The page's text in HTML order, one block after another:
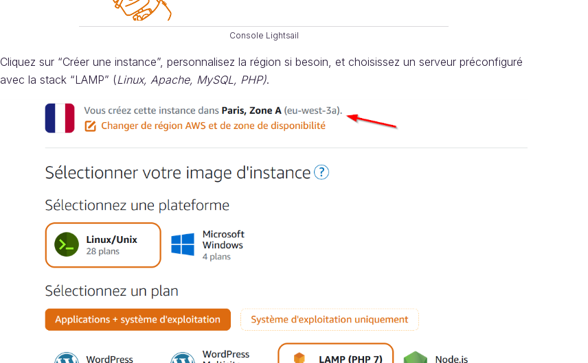
Console Lightsail
Cliquez sur “Créer une instance”, personnalisez la région si besoin, et choisissez un serveur préconfiguré
avec la stack “LAMP” (Linux, Apache, MySQL, PHP).